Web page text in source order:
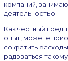
компаний,
деятельностью.
Как честный
опыт, можете
сократить
радоваться